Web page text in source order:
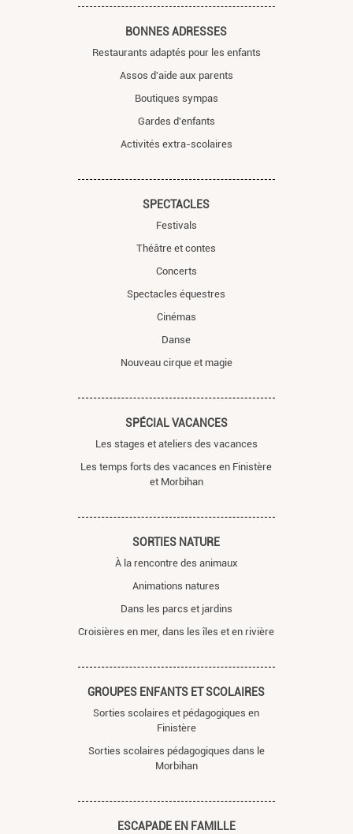
BONNES ADRESSES
Restaurants adaptés pour les enfants
Assos d'aide aux parents
Boutiques sympas
Gardes d'enfants
Activités extra-scolaires
SPECTACLES
Festivals
Théâtre et contes
Concerts
Spectacles équestres
Cinémas
Danse
Nouveau cirque et magie
SPÉCIAL VACANCES
Les stages et ateliers des vacances
Les temps forts des vacances en Finistère
et Morbihan
SORTIES NATURE
À la rencontre des animaux
Animations natures
Dans les parcs et jardins
Croisières en mer, dans les îles et en rivière
GROUPES ENFANTS ET SCOLAIRES
Sorties scolaires et pédagogiques en
Finistère
Sorties scolaires pédagogiques dans le
Morbihan
ESCAPADE EN FAMILLE